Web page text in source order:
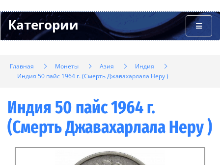
Категории
Главная Монеты Азия
Индия
Индия 50 пайс 1964 г. (Смерть Джавахарлала Неру )
Индия 50 пайс 1964 г.
(Смерть Джавахарлала Неру )